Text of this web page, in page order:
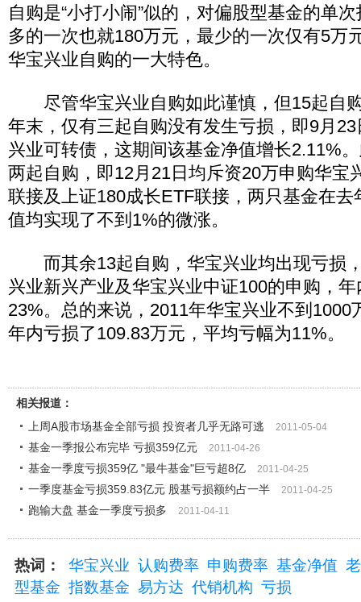
自购是“小打小闹”似的，对偏股型基金的单
多的一次也就180万元，最少的一次仅有5万
华宝兴业自购的一大特色。
尽管华宝兴业自购如此谨慎，但15起自
年末，仅有三起自购没有发生亏损，即9月
兴业可转债，这期间该基金净值增长2.11%
两起自购，即12月21日均斥资20万申购华宝
联接及上证180成长ETF联接，两只基金在
值均实现了不到1%的微涨。
而其余13起自购，华宝兴业均出现亏损
兴业新兴产业及华宝兴业中证100的申购，
23%。总的来说，2011年华宝兴业不到1000
年内亏损了109.83万元，平均亏幅为11%。
相关报道：
上周A股市场基金全部亏损 投资者几乎无路可逃
2011-05-04
基金一季报公布完毕 亏损359亿元 2011-04-26
基金一季度亏损359亿 "最牛基金"巨亏超8亿 2011-04-25
一季度基金亏损359.83亿元 股基亏损额约占一半 2011-04-25
跑输大盘 基金一季度亏损多 2011-04-11
热词： 华宝兴业 认购费率 申购费率 基金净值
型基金 指数基金 易方达 代销机构 亏损